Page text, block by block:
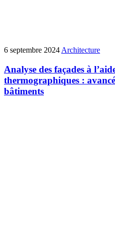
6 septembre 2024 Architecture
Analyse des façades à
thermographiques :
bâtiments